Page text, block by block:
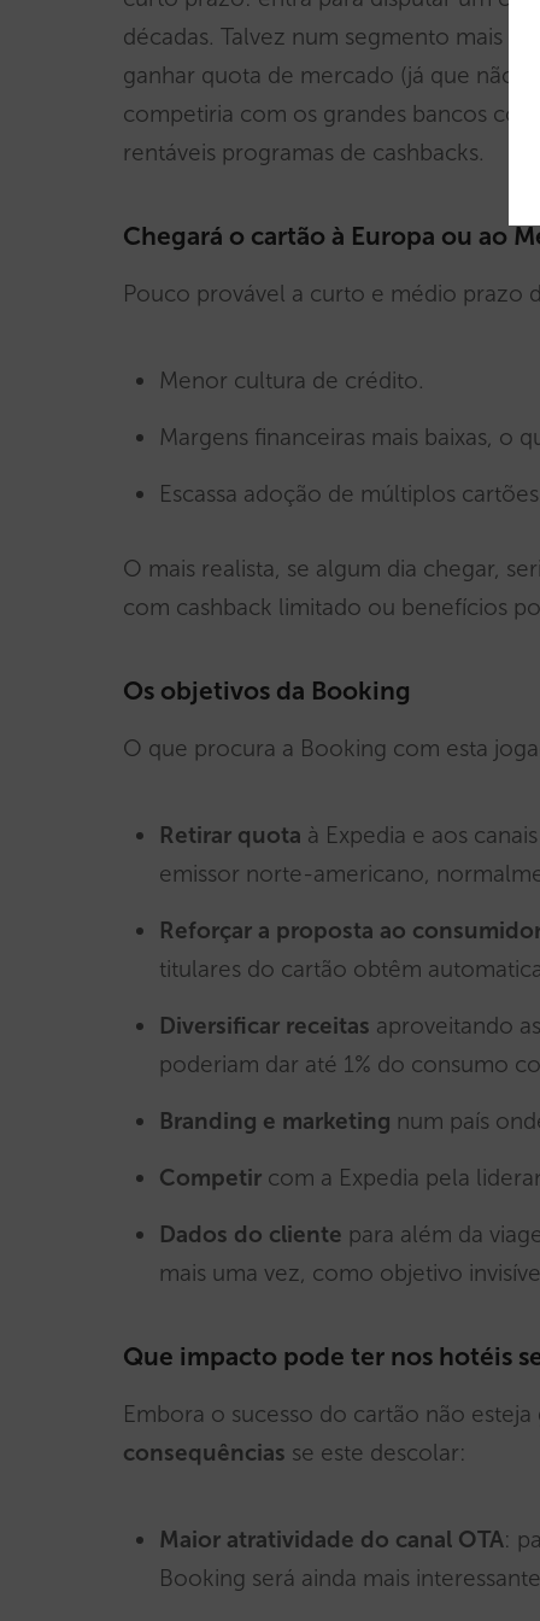
décadas. Talvez num segmento mais
ganhar quota de mercado (já que não
competiria com os grandes bancos
rentáveis programas de cashbacks.
Chegará o cartão à Europa ou ao
Pouco provável a curto e médio prazo
Menor cultura de crédito.
Margens financeiras mais baixas, o
Escassa adoção de múltiplos
O mais realista, se algum dia chegar,
com cashback limitado ou benefícios
Os objetivos da Booking
O que procura a Booking com esta
Retirar quota à Expedia e aos
emissor norte-americano,
Reforçar a proposta ao
titulares do cartão obtêm
Diversificar receitas aproveitando
poderiam dar até 1% do consumo
Branding e marketing num país
Competir com a Expedia pela
Dados do cliente para além da
mais uma vez, como objetivo
Que impacto pode ter nos hotéis
Embora o sucesso do cartão não
consequências se este descolar:
Maior atratividade do canal OTA:
Booking será ainda mais